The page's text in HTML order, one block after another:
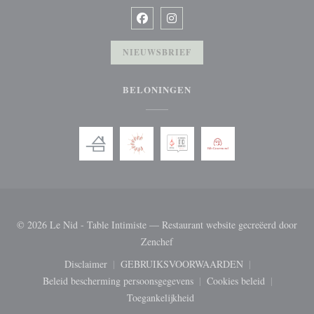
Facebook ((opent in een nieuw
Instagram ((opent in een nieuw
NIEUWSBRIEF
BELONINGEN
© 2026 Le Nid - Table Intimiste — Restaurant website gecreëerd door
Zenchef((opent in een nieuw venster))
Disclaimer
((opent in een nieuw venster))
GEBRUIKSVOORWAARDEN
((opent in een nieuw venster))
Beleid bescherming persoonsgegevens
((opent in een nieuw venster))
Cookies beleid
((opent in een
Toegankelijkheid
((opent in een nieuw venster))